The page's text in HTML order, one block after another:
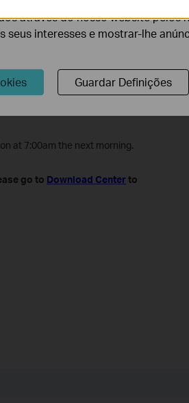
at 7:00am the next morning.
go to Download Center to
através do nosso website pelos
interesses e mostrar-lhe
Guardar Definições